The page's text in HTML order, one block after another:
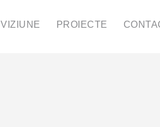
VIZIUNE PROIECTE